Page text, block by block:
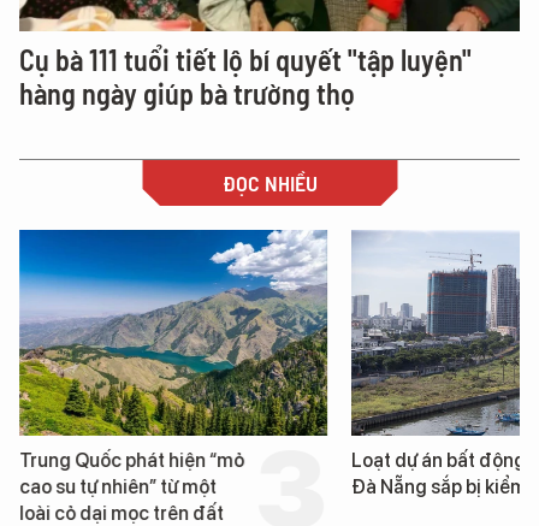
Cụ bà 111 tuổi tiết lộ bí quyết "tập luyện"
hàng ngày giúp bà trường thọ
ĐỌC NHIỀU
Trung Quốc phát hiện “mỏ
cao su tự nhiên” từ một
loài cỏ dại mọc trên đất
Loạt dự án bất động
Đà Nẵng sắp bị kiểm